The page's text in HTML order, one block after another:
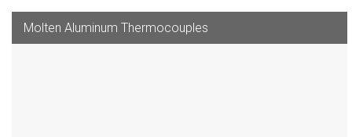
Molten Aluminum Thermocouples